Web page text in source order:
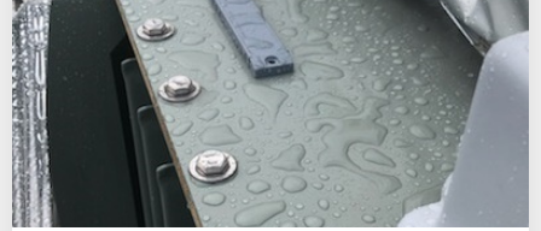
Descubre la nueva gama AX'Up